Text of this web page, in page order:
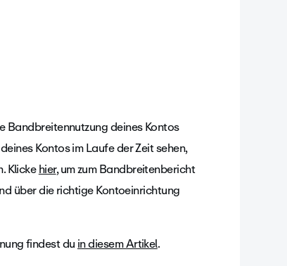
Bandbreitennutzung deines Kontos
Kontos im Laufe der Zeit sehen,
Klickehier, um zum Bandbreitenbericht
über die richtige Kontoeinrichtung
findest duin diesem Artikel.